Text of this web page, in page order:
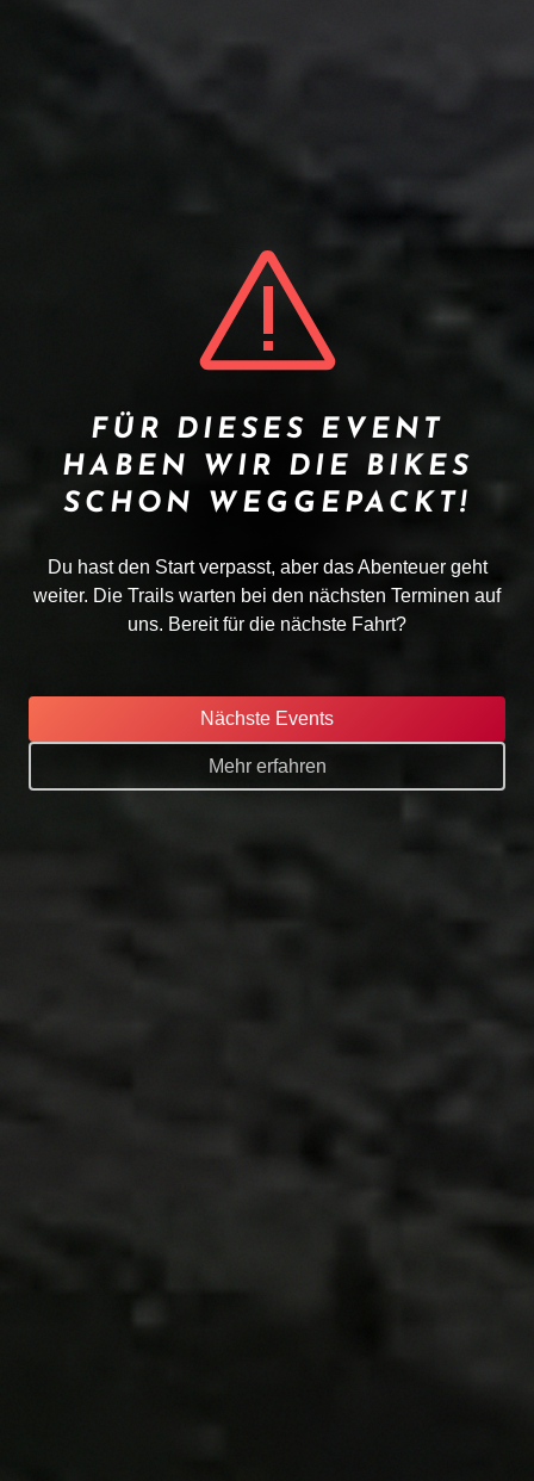
FÜR DIESES EVENT
HABEN WIR DIE BIKES
SCHON WEGGEPACKT!
Du hast den Start verpasst, aber das Abenteuer geht
weiter. Die Trails warten bei den nächsten Terminen auf
uns. Bereit für die nächste Fahrt?
Nächste Events
Mehr erfahren